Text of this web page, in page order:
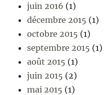
juin 2016 (1)
décembre 2015 (1)
octobre 2015 (1)
septembre 2015 (1)
août 2015 (1)
juin 2015 (2)
mai 2015 (1)